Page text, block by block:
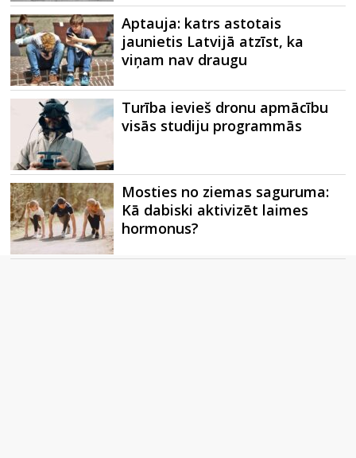
Aptauja: katrs astotais
jaunietis Latvijā atzīst, ka
viņam nav draugu
Turība ievieš dronu apmācību
visās studiju programmās
Mosties no ziemas saguruma:
Kā dabiski aktivizēt laimes
hormonus?